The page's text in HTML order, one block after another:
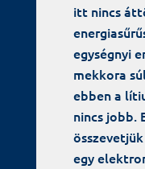
itt nincs
egységnyi
mekkora
ebben a
nincs jobb.
egy